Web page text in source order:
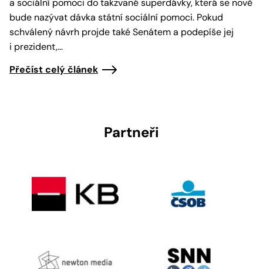
a sociální pomoci do takzvané superdávky, která se nově
bude nazývat dávka státní sociální pomoci. Pokud
schválený návrh projde také Senátem a podepíše jej
i prezident,…
Přečíst celý článek
Partneři